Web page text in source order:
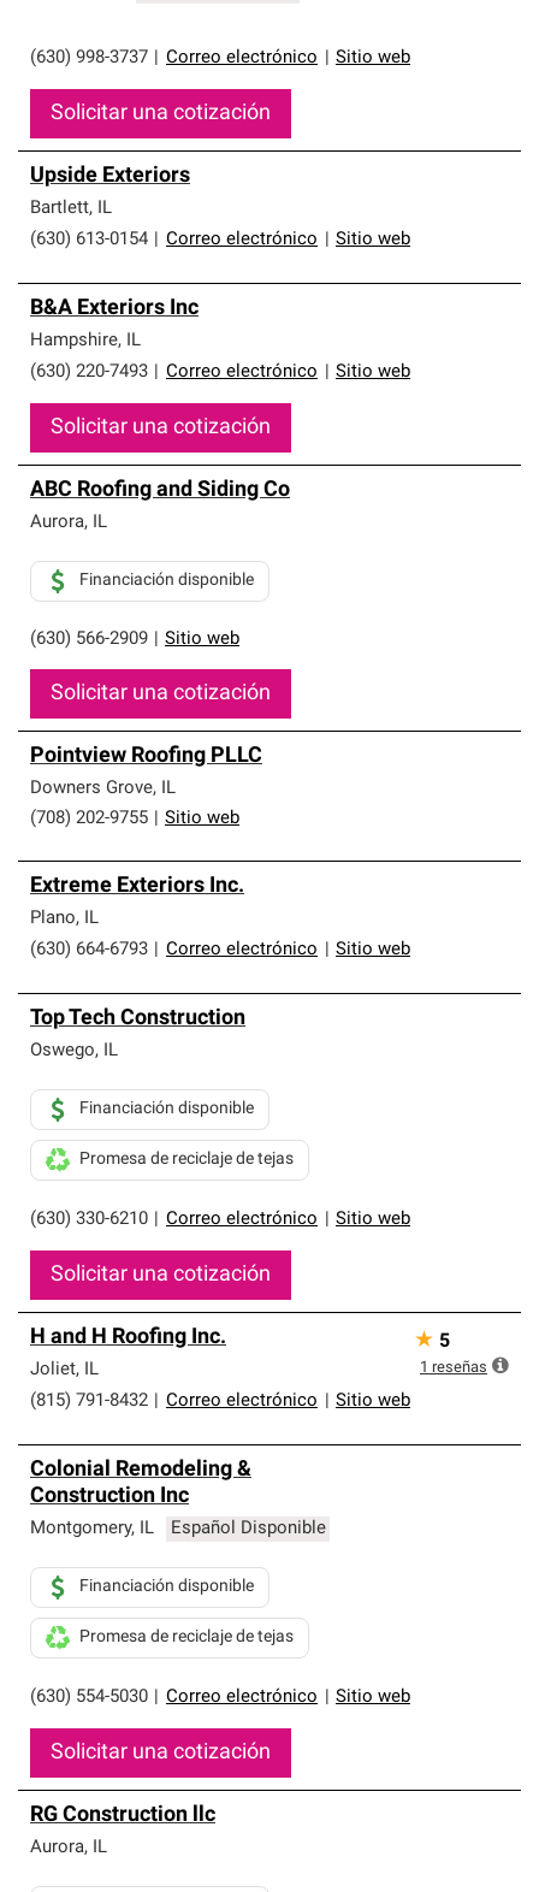
(630) 998-3737 Correo electrónico Sitio web
Solicitar una cotización
Upside Exteriors
Bartlett, IL
(630) 613-0154
Correo electrónico Sitio web
B&A Exteriors Inc
Hampshire, IL
(630) 220-7493
Correo electrónico Sitio web
Solicitar una cotización
ABC Roofing and Siding Co
Aurora, IL
(630) 566-2909 Sitio web
Financiación disponible
Solicitar una cotización
Pointview Roofing PLLC
Downers Grove, IL
(708) 202-9755
Sitio web
Extreme Exteriors Inc.
Plano, IL
(630) 664-6793
Correo electrónico Sitio web
Top Tech Construction
Oswego, IL
(630) 330-6210 Correo electrónico Sitio web
Financiación disponible
Promesa de reciclaje de tejas
Solicitar una cotización
H and H Roofing Inc.
Joliet, IL
(815) 791-8432
Correo electrónico Sitio web
★ 5
1 reseñas
Colonial Remodeling &
Construction Inc
Montgomery, IL Español Disponible
(630) 554-5030 Correo electrónico Sitio web
Financiación disponible
Promesa de reciclaje de tejas
Solicitar una cotización
RG Construction llc
Aurora, IL